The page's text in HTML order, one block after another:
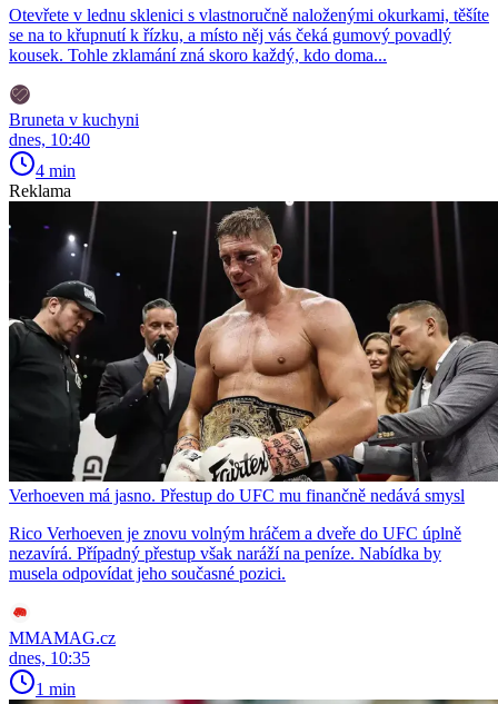
Otevřete v lednu sklenici s vlastnoručně naloženými okurkami, těšíte
se na to křupnutí k řízku, a místo něj vás čeká gumový povadlý
kousek. Tohle zklamání zná skoro každý, kdo doma...
Bruneta v kuchyni
dnes, 10:40
4 min
Reklama
Verhoeven má jasno. Přestup do UFC mu finančně nedává smysl
Rico Verhoeven je znovu volným hráčem a dveře do UFC úplně
nezavírá. Případný přestup však naráží na peníze. Nabídka by
musela odpovídat jeho současné pozici.
MMAMAG.cz
dnes, 10:35
1 min